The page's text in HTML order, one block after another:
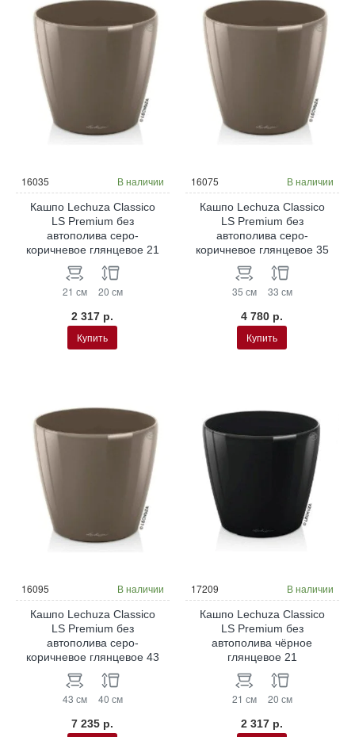
16035 В наличии
Кашпо Lechuza Classico
LS Premium без
автополива серо-
коричневое глянцевое 21
21 см 20 см
2 317 р.
Купить
16075 В наличии
Кашпо Lechuza Classico
LS Premium без
автополива серо-
коричневое глянцевое 35
35 см 33 см
4 780 р.
Купить
16095 В наличии
Кашпо Lechuza Classico
LS Premium без
автополива серо-
коричневое глянцевое 43
43 см 40 см
7 235 р.
17209 В наличии
Кашпо Lechuza Classico
LS Premium без
автополива чёрное
глянцевое 21
21 см 20 см
2 317 р.